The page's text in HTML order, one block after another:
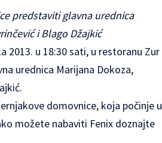
predstaviti glavna urednica
i Blago Džajkić
2013. u 18:30 sati, u restoranu Zur
urednica Marijana Dokoza,
domovnice, koja počinje u
možete nabaviti Fenix doznajte